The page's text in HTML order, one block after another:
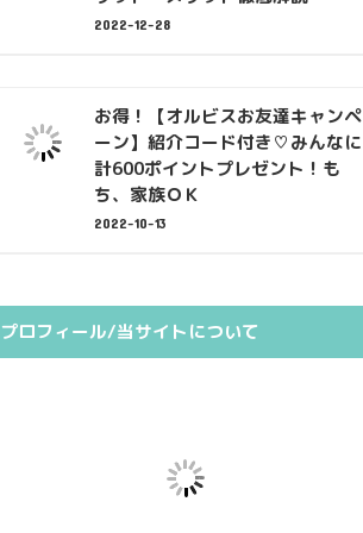
2022-12-28
お得！【オルビスお友達キャンペ
ーン】紹介コード付き♡みんなに
計600ポイントプレゼント！も
ち、家族ＯＫ
2022-10-13
プロフィール/当サイトについて